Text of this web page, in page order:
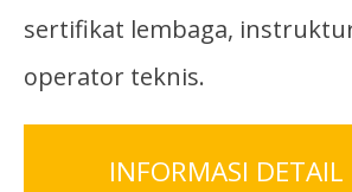
sertifikat lembaga,
operator teknis.
INFORMASI DETAIL